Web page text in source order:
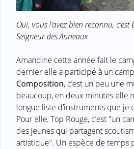
Oui, vous l’avez bien reconnu, c’est
Seigneur des Anneaux
Amandine cette année fait le
dernier elle a participé à un
Composition, c’est un peu une
beaucoup, en deux minutes elle
longue liste d’instruments que je
Pour elle, Top Rouge, c’est "un
des jeunes qui partagent
artistique". Un espèce de temps